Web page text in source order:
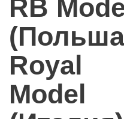
RB
Royal
Model